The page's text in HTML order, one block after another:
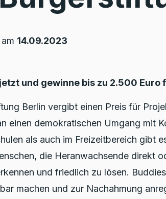
14.09.2023
und gewinne bis zu 2.500 Euro
Berlin vergibt einen Preis für
einen demokratischen Umgang mit
als auch im Freizeitbereich gibt
die Heranwachsende direkt
und friedlich zu lösen.
machen und zur Nachahmung